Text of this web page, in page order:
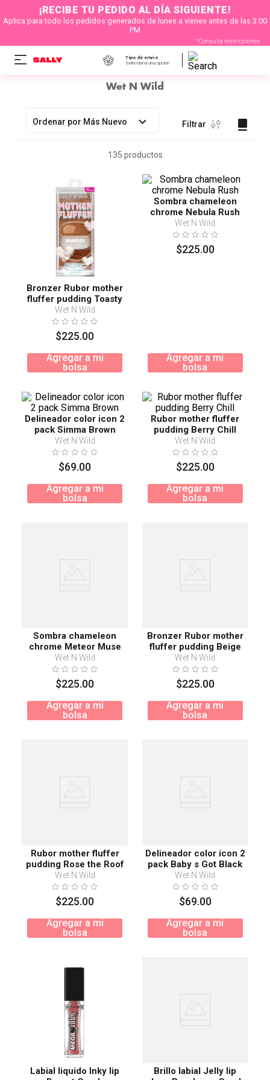
¡RECIBE TU PEDIDO AL DÍA SIGUIENTE!
Aplica para todo los pedidos generados de lunes a vienes antes de las 3:00
PM
*Consulta restricciones
Tipo de envío
Selecciona una opción
Wet N Wild
Ordenar por Más Nuevo Filtrar
135 productos
Bronzer Rubor mother
fluffer pudding Toasty
Maple
Wet N Wild
$225.00
Agregar a mi
bolsa
Sombra chameleon
chrome Nebula Rush
Wet N Wild
$225.00
Agregar a mi
bolsa
Delineador color icon 2
pack Simma Brown
Wet N Wild
$69.00
Agregar a mi
bolsa
Rubor mother fluffer
pudding Berry Chill
Wet N Wild
$225.00
Agregar a mi
bolsa
Sombra chameleon
chrome Meteor Muse
Wet N Wild
$225.00
Agregar a mi
bolsa
Bronzer Rubor mother
fluffer pudding Beige
Please
Wet N Wild
$225.00
Agregar a mi
bolsa
Rubor mother fluffer
pudding Rose the Roof
Wet N Wild
$225.00
Agregar a mi
bolsa
Delineador color icon 2
pack Baby s Got Black
Wet N Wild
$69.00
Agregar a mi
bolsa
Labial liquido Inky lip
Brillo labial Jelly lip